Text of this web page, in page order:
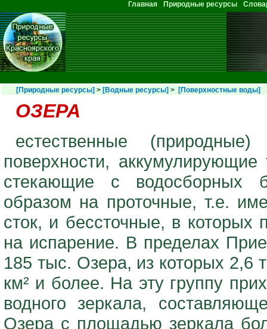
Главное меню
Главная Природные ресурсы
[Природные ресурсы] > [Водные ресурсы] > [Поверхностные воды]
ОЗЕРА
естественные
поверхности,
стекающие с водосборных
образом на проточные, т.е.
сток, и бессточные, в которых
на испарение. В пределах
185 тыс. Озера, из которых
км² и более. На эту группу
водного зеркала,
Озера с площадью зеркала